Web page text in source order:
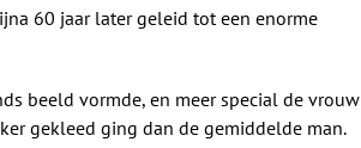
60 jaar later geleid tot een enorme
beeld vormde, en meer special de vrouw
gekleed ging dan de gemiddelde man.